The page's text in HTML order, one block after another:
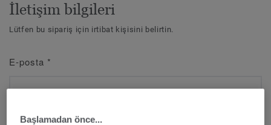
İletişim bilgileri
Lütfen bu sipariş için irtibat kişisini belirtin.
E-posta *
Başlamadan önce...